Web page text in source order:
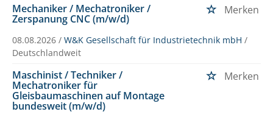
Mechaniker / Mechatroniker /
Zerspanung CNC (m/w/d)
Merken
08.08.2026 / W&K Gesellschaft für Industrietechnik mbH /
Deutschlandweit
Maschinist / Techniker /
Mechatroniker für
Gleisbaumaschinen auf Montage
bundesweit (m/w/d)
Merken